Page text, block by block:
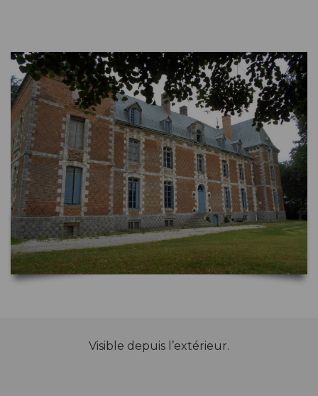
Visible depuis l’extérieur.